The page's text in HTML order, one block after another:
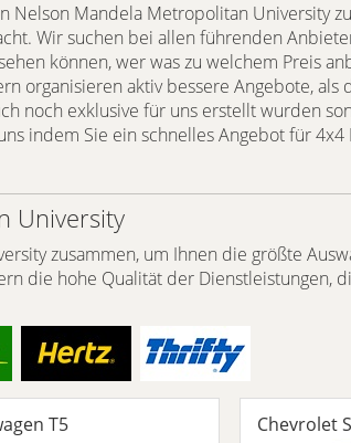
Nelson Mandela Metropolitan University
Wir suchen bei allen führenden
können, wer was zu welchem Preis
organisieren aktiv bessere Angebote, als
noch exklusive für uns erstellt wurden
indem Sie ein schnelles Angebot für
University
zusammen, um Ihnen die größte
die hohe Qualität der Dienstleistungen,
T5 Chevrolet